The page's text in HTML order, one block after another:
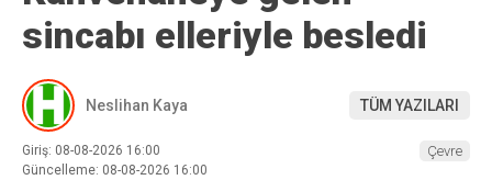
sincabı elleriyle besledi
Neslihan Kaya TÜM YAZILARI
Giriş: 08-08-2026 16:00
Güncelleme: 08-08-2026 16:00
Çevre